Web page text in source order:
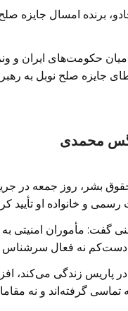
برنده امسال جایزه صلح
میان حکومت‌های ایران و
صلح نوبل به رهبر
محمدی
بشر، روز جمعه در
و خانواده او تأیید
گفت: مأموران امنیتی
دست‌کم نه فعال سرشناس
پاریس زندگی می‌کند،
تماسی گرفته‌اند و نه